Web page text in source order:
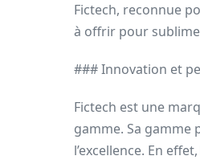
Fictech, reconnue
à offrir pour
### Innovation et
Fictech est une
gamme. Sa gamme
l’excellence. En